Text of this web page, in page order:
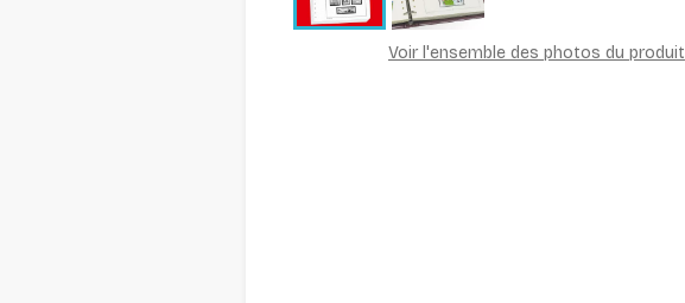
Voir l'ensemble des photos du produit